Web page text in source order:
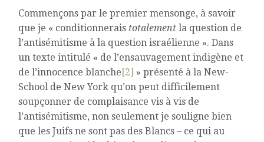
Commençons par le premier mensonge, à savoir
que je « conditionnerais totalementla question de
l’antisémitisme à la question israélienne ». Dans
un texte intitulé « de l’ensauvagement indigène et
de l’innocence blanche [2] » présenté à la New-
School de New York qu’on peut difficilement
soupçonner de complaisance vis à vis de
l’antisémitisme, non seulement je souligne bien
que les Juifs ne sont pas des Blancs – ce qui au